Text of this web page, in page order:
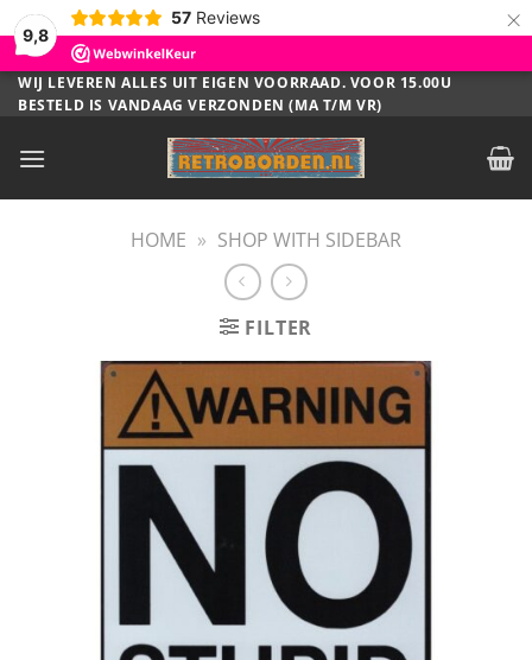
9,8
57 Reviews ×
Ga
naar
WIJ LEVEREN ALLES UIT EIGEN VOORRAAD. VOOR 15.00U
BESTELD IS VANDAAG VERZONDEN (MA T/M VR)
HOME » SHOP WITH SIDEBAR
FILTER